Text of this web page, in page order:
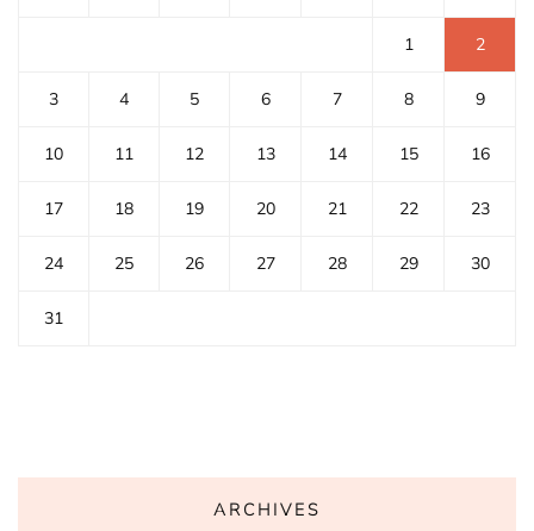
1 2
3 4 5 6 7 8 9
10 11 12 13 14 15 16
17 18 19 20 21 22 23
24 25 26 27 28 29 30
31
ARCHIVES